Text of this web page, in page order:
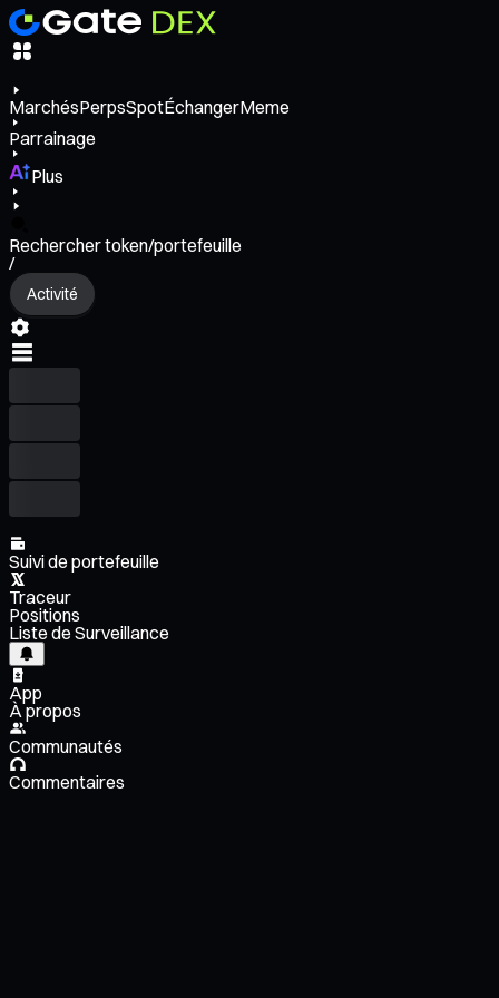
MarchésPerpsSpotÉchangerMeme
Parrainage
Plus
Rechercher token/portefeuille
/
Activité
Suivi de portefeuille
Traceur
Positions
Liste de Surveillance
App
À propos
Communautés
Commentaires